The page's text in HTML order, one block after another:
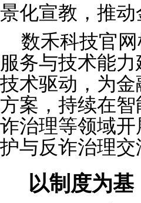
景化宣教，推
数禾科技官
服务与技术能
技术驱动，为
方案，持续在
诈治理等领域
护与反诈治理
以制度为